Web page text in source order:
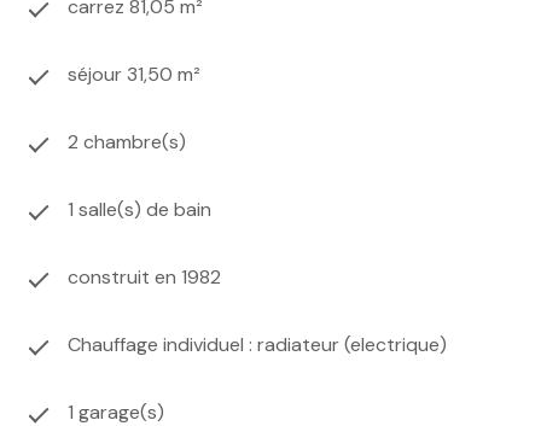
carrez 81,05 m²
séjour 31,50 m²
2 chambre(s)
1 salle(s) de bain
construit en 1982
Chauffage individuel : radiateur (electrique)
1 garage(s)